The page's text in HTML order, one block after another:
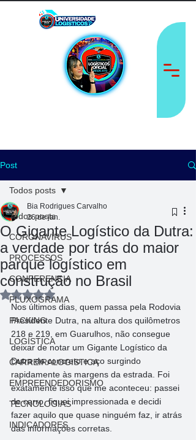
Post
Todos posts
CORONAVÍRUS
PROCESSOS
CONFERENCIA
FLUXOGRAMA
PACKING
LOGÍSTICA
CARREIRALOGISTICA
EMPREENDEDORISMO
TECNOLOGIAS
INDICADORES
Todos posts
O Gigante Logístico da Dutra:
a verdade por trás do maior
parque logístico em
construção no Brasil
Bia Rodrigues Carvalho
26 de jan.
Avaliado com NaN de 5 estrelas.
Nos últimos dias, quem passa pela Rodovia
Presidente Dutra, na altura dos quilômetros
218 e 219, em Guarulhos, não consegue
deixar de notar um Gigante Logístico da
Dutra de concreto e aço surgindo
rapidamente às margens da estrada. Foi
exatamente isso que me aconteceu: passei
de carro, fiquei impressionada e decidi
fazer aquilo que quase ninguém faz, ir atrás
das informações corretas.